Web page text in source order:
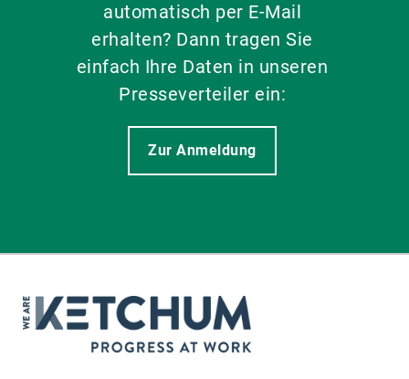
automatisch per E-Mail
erhalten? Dann tragen Sie
einfach Ihre Daten in unseren
Presseverteiler ein:
Zur Anmeldung